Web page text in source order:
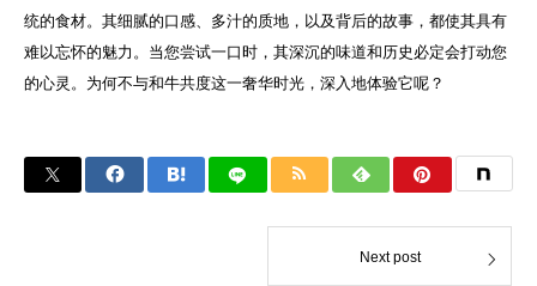
统的食材。其细腻的口感、多汁的质地，以及背后的故事，都使其具有
难以忘怀的魅力。当您尝试一口时，其深沉的味道和历史必定会打动您
的心灵。为何不与和牛共度这一奢华时光，深入地体验它呢？
Next post